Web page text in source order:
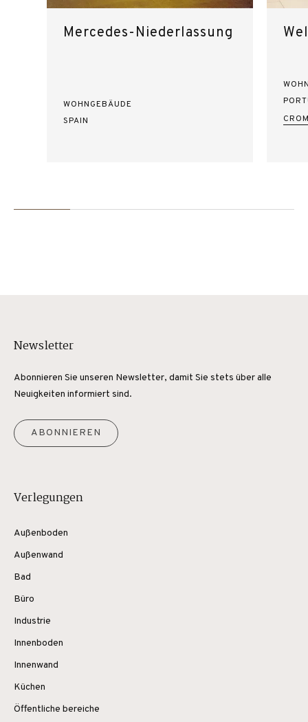
Mercedes-Niederlassung
WOHNGEBÄUDE
SPAIN
Newsletter
Abonnieren Sie unseren Newsletter, damit Sie stets über alle
Neuigkeiten informiert sind.
ABONNIEREN
Verlegungen
Außenboden
Außenwand
Bad
Büro
Industrie
Innenboden
Innenwand
Küchen
Öffentliche bereiche